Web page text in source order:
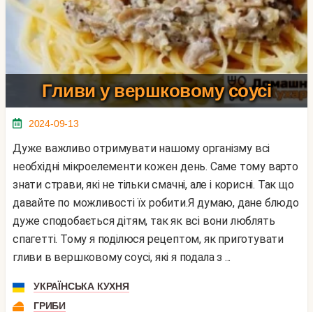
Гливи у вершковому соусі
2024-09-13
Дуже важливо отримувати нашому організму всі
необхідні мікроелементи кожен день. Саме тому варто
знати страви, які не тільки смачні, але і корисні. Так що
давайте по можливості їх робити.Я думаю, дане блюдо
дуже сподобається дітям, так як всі вони люблять
спагетті. Тому я поділюся рецептом, як приготувати
гливи в вершковому соусі, які я подала з ...
УКРАЇНСЬКА КУХНЯ
ГРИБИ